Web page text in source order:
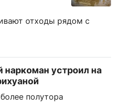
отходы рядом с
устроил на
полутора